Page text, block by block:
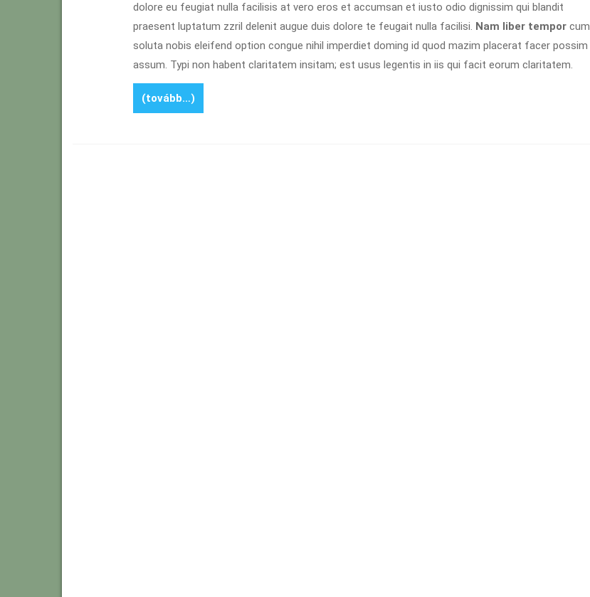
dolore eu feugiat nulla facilisis at vero eros et accumsan et iusto odio dignissim qui blandit
praesent luptatum zzril delenit augue duis dolore te feugait nulla facilisi. Nam liber tempor cum
soluta nobis eleifend option congue nihil imperdiet doming id quod mazim placerat facer possim
assum. Typi non habent claritatem insitam; est usus legentis in iis qui facit eorum claritatem.
(tovább…)